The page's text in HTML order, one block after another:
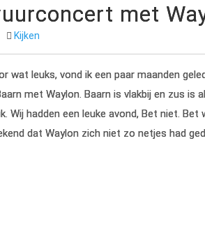
met
Kijken
wat leuks, vond ik een paar maanden
met Waylon. Baarn is vlakbij en zus is
Wij hadden een leuke avond, Bet niet. Bet
dat Waylon zich niet zo netjes had